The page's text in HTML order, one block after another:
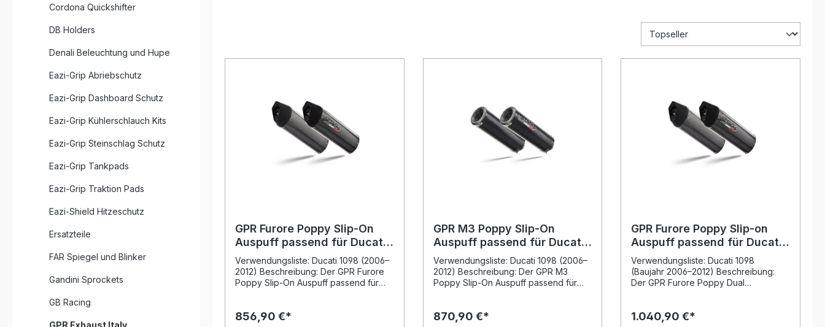
Cordona Quickshifter
DB Holders
Denali Beleuchtung und Hupe
Eazi-Grip Abriebschutz
Eazi-Grip Dashboard Schutz
Eazi-Grip Kühlerschlauch Kits
Eazi-Grip Steinschlag Schutz
Eazi-Grip Tankpads
Eazi-Grip Traktion Pads
Eazi-Shield Hitzeschutz
Ersatzteile
FAR Spiegel und Blinker
Gandini Sprockets
GB Racing
GPR Exhaust Italy
GPR Furore Poppy Slip-On
Auspuff passend für Ducati
1098 2006-2012
Verwendungsliste: Ducati 1098 (2006–
2012) Beschreibung: Der GPR Furore
Poppy Slip-On Auspuff passend für
Drehmoment und Klangbild. Dank der
856,90 €*
GPR M3 Poppy Slip-On
Auspuff passend für Ducati
1098 2006–2012
Verwendungsliste: Ducati 1098 (2006–
2012) Beschreibung: Der GPR M3
Poppy Slip-On Auspuff passend für
Leistung, Design und Klang. Entwickelt
870,90 €*
GPR Furore Poppy Slip-on
Auspuff passend für Ducati
1098
Verwendungsliste: Ducati 1098
(Baujahr 2006–2012) Beschreibung:
Der GPR Furore Poppy Dual
hervorragende Kombination aus
1.040,90 €*